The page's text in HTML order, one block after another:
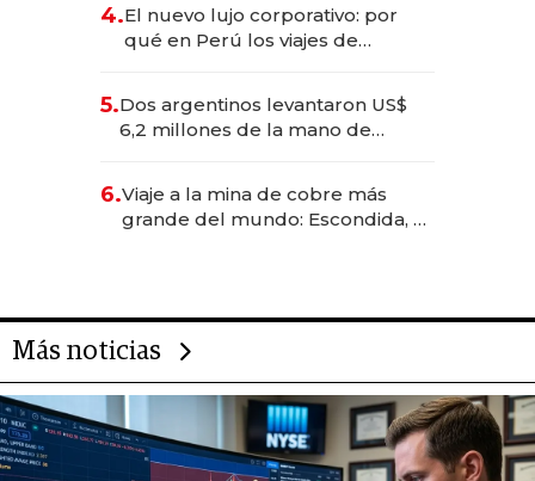
4.El nuevo lujo corporativo: por
qué en Perú los viajes de
transformadoras
5.Dos argentinos levantaron US$
6,2 millones de la mano de
6.Viaje a la mina de cobre más
grande del mundo: Escondida, el
Más noticias